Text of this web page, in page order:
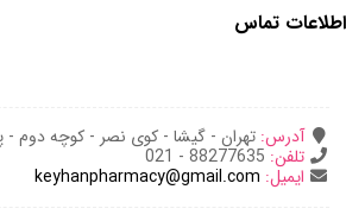
اطلاعات تماس
آدرس:تهران - گیشا - کوی نصر - کوچه دوم - پلاک 23 -
تلفن: 88277635 - 021
ایمیل: keyhanpharmacy@gmail.com
خانه